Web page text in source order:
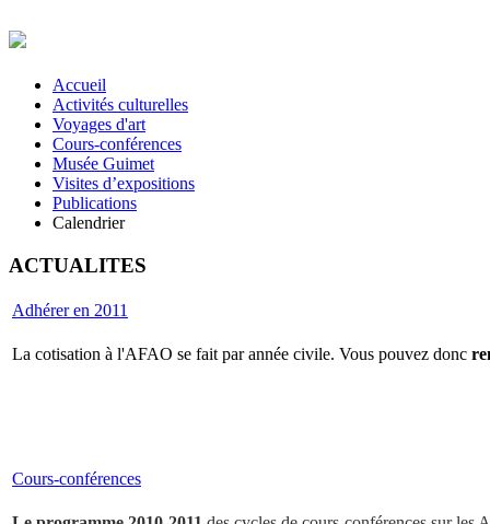
Accueil
Activités culturelles
Voyages d'art
Cours-conférences
Musée Guimet
Visites d’expositions
Publications
Calendrier
ACTUALITES
Adhérer en 2011
La cotisation à l'AFAO se fait par année civile. Vous pouvez donc
Cours-conférences